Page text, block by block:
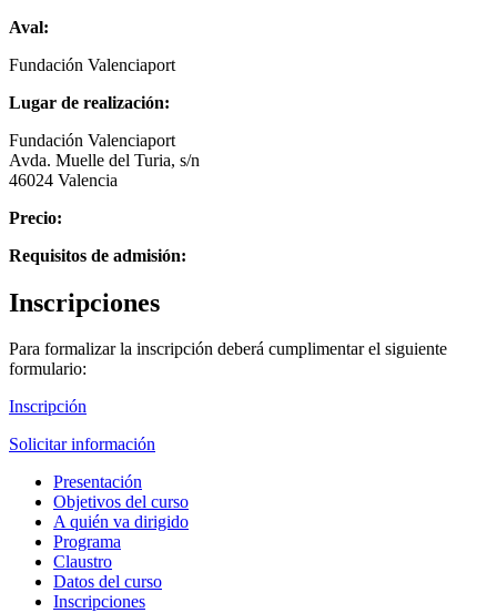
Aval:
Fundación Valenciaport
Lugar de realización:
Fundación Valenciaport
Avda. Muelle del Turia, s/n
46024 Valencia
Precio:
Requisitos de admisión:
Inscripciones
Para formalizar la inscripción deberá cumplimentar el siguiente
formulario:
Inscripción
Solicitar información
Presentación
Objetivos del curso
A quién va dirigido
Programa
Claustro
Datos del curso
Inscripciones